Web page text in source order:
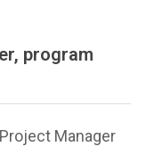
program
Manager